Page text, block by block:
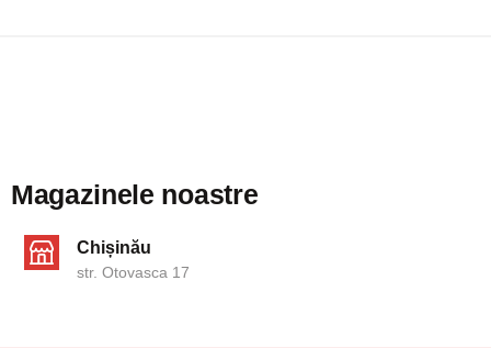
Magazinele noastre
Chișinău
str. Otovasca 17